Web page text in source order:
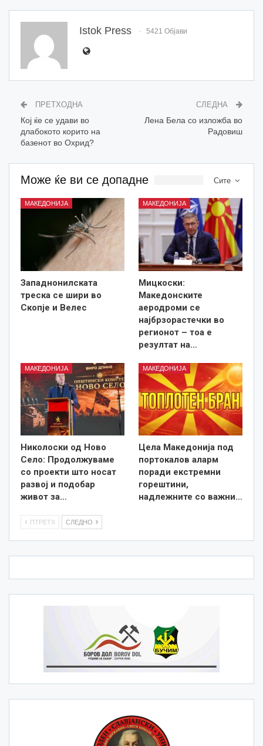
Istok Press 5421 Објави
ПРЕТХОДНА
Кој ќе се удави во
длабокото корито на
базенот во Охрид?
СЛЕДНА
Лена Бела со изложба во
Радовиш
Сите
Може ќе ви се допадне
МАКЕДОНИЈА
Западнонилската
треска се шири во
Скопје и Велес
МАКЕДОНИЈА
Мицкоски:
Македонските
аеродроми се
најбрзорастечки во
регионот – тоа е
резултат на…
МАКЕДОНИЈА
Николоски од Ново
Село: Продолжуваме
со проекти што носат
развој и подобар
живот за…
МАКЕДОНИЈА
Цела Македонија под
портокалов аларм
поради екстремни
горештини,
надлежните со важни…
ПТРЕТХ СЛЕДНО